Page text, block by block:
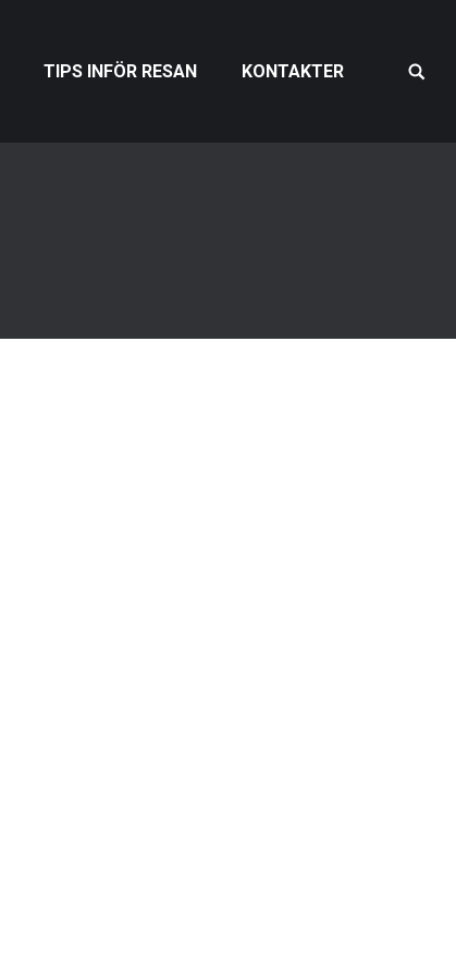
TIPS INFÖR RESAN KONTAKTER